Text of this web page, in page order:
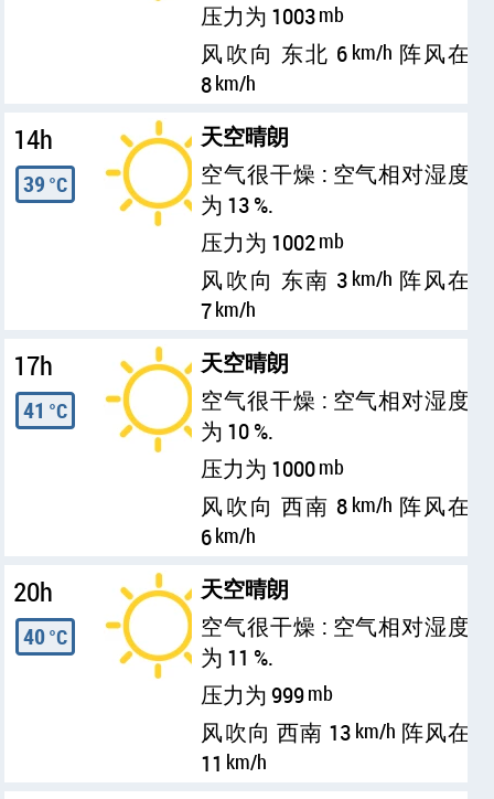
压力为 1003mb
风吹向 东北 6 km/h 阵风在
8km/h
14h
39 °C
天空晴朗
空气很干燥 : 空气相对湿度
为 13 %.
压力为 1002mb
风吹向 东南 3 km/h 阵风在
7km/h
17h
41 °C
天空晴朗
空气很干燥 : 空气相对湿度
为 10 %.
压力为 1000mb
风吹向 西南 8 km/h 阵风在
6km/h
20h
40°C
天空晴朗
空气很干燥 : 空气相对湿度
为 11 %.
压力为 999mb
风吹向 西南 13 km/h 阵风在
11 km/h